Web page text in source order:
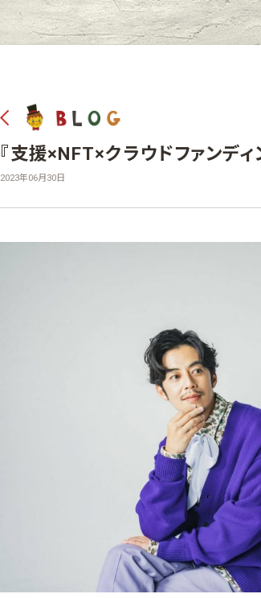
『支援×NFT×クラウドファンディ
2023年06月30日